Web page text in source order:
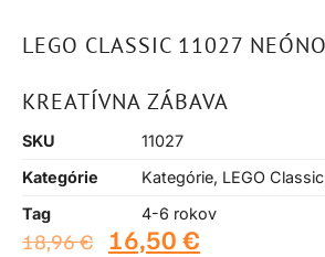
LEGO CLASSIC 11027
KREATÍVNA ZÁBAVA
SKU
11027
Kategórie
Kategórie, LEGO Classic
Tag
4-6 rokov
18,96€ 16,50 €